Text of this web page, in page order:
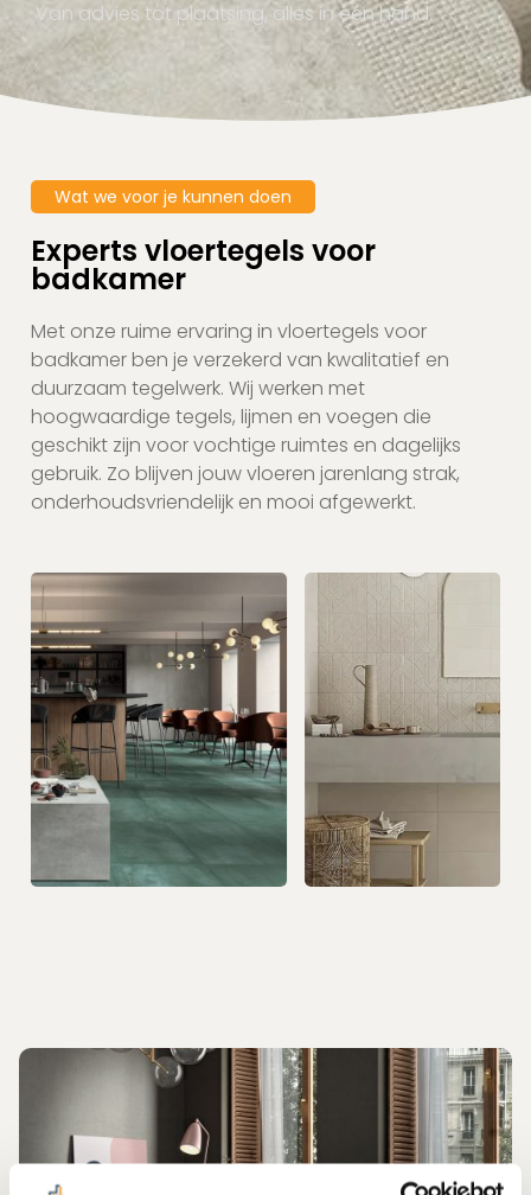
Van advies tot plaatsing, alles in één hand.
Wat we voor je kunnen doen
Experts vloertegels voor
badkamer
Met onze ruime ervaring in vloertegels voor
badkamer ben je verzekerd van kwalitatief en
duurzaam tegelwerk. Wij werken met
hoogwaardige tegels, lijmen en voegen die
geschikt zijn voor vochtige ruimtes en dagelijks
gebruik. Zo blijven jouw vloeren jarenlang strak,
onderhoudsvriendelijk en mooi afgewerkt.